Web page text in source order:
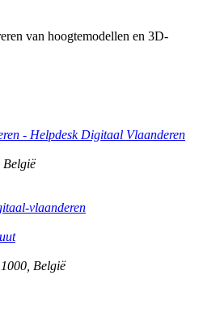
van hoogtemodellen en 3D-
- Helpdesk Digitaal Vlaanderen
België
vlaanderen
1000 België